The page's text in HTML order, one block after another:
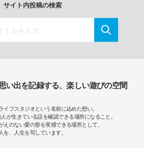
サイト内投稿の検索
い出を記録する、楽しい遊びの空間
イフスタジオという名前に込めた想い。
が生きている証を確認できる場所になること。
えのない愛の形を実感できる場所として、
人を、人生を写しています。